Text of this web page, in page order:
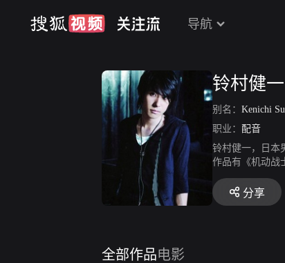
导航
铃村健一
别名： Kenichi
职业： 配音
铃村健一，日本
作品有《机动战
《空之境界》、
分享
全部作品电影